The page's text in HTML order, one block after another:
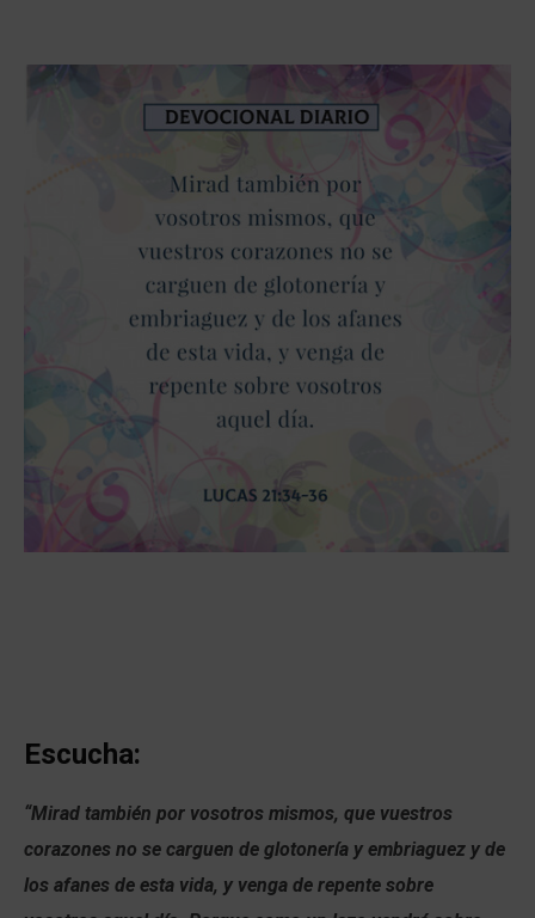
Escucha:
“Mirad también por vosotros mismos, que vuestros
corazones no se carguen de glotonería y embriaguez y de
los afanes de esta vida, y venga de repente sobre